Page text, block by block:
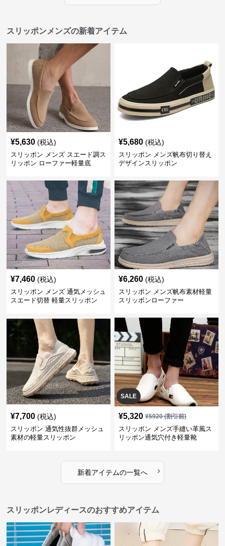
スリッポンメンズの新着アイテム
¥5,630 (税込)
スリッポン メンズ スエード調ス
リッポン ローファー軽量底
¥5,680 (税込)
スリッポン メンズ帆布切り替え
デザインスリッポン
¥7,460 (税込)
スリッポン メンズ 通気メッシュ
スエード切替 軽量スリッポン
¥6,260 (税込)
スリッポン メンズ帆布素材軽量
スリッポンローファー
¥7,700 (税込)
スリッポン 通気性抜群メッシュ
素材の軽量スリッポン
SALE
¥5,320 ¥5920(割引前)
スリッポン メンズ手縫い革風ス
リッポン通気穴付き軽量靴
新着アイテムの一覧へ ›
スリッポンレディースのおすすめアイテム